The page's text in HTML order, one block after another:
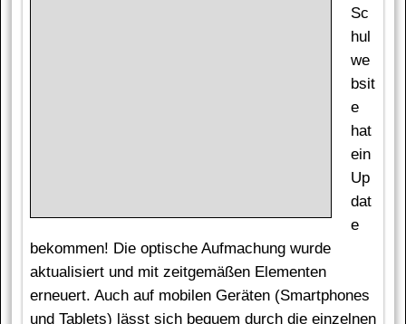
Sc
hul
we
bsit
e
hat
ein
Up
dat
e
bekommen! Die optische Aufmachung wurde
aktualisiert und mit zeitgemäßen Elementen
erneuert. Auch auf mobilen Geräten (Smartphones
und Tablets) lässt sich bequem durch die einzelnen